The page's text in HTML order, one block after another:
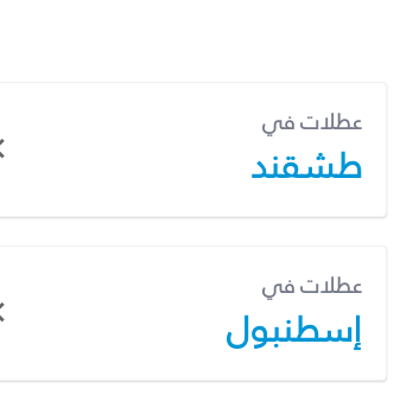
عطلات في
طشقند
عطلات في
إسطنبول